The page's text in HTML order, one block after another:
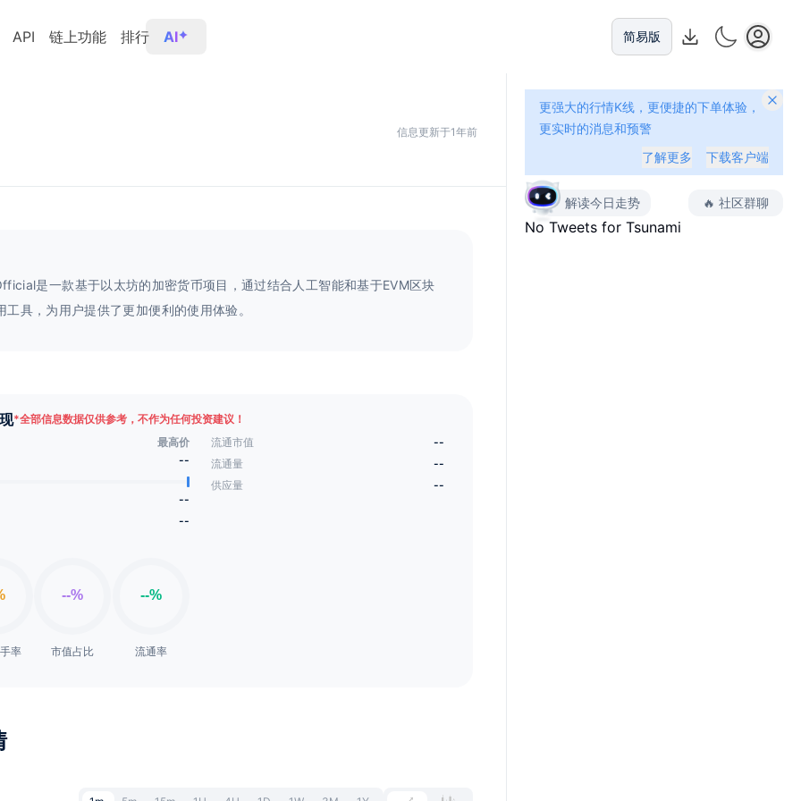
API 链上功能 排行 AI 简易版
信息更新于1年前
是一款基于以太坊的加密货币项目，通过结合人工智能和基于EVM区块
工具，为用户提供了更加便利的使用体验。
*全部信息数据仅供参考，不作为任何投资建议！
最高价
--
--
--
率 市值占比 流通率
流通市值
--
流通量
--
供应量
--
更强大的行情K线，更便捷的下单体验，
更实时的消息和预警
了解更多
下载客户端
解读今日走势 🔥 社区群聊
No Tweets for Tsunami